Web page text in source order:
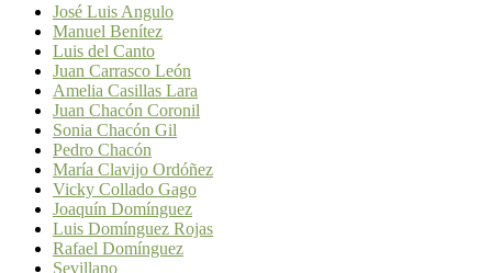
José Luis Angulo
Manuel Benítez
Luis del Canto
Juan Carrasco León
Amelia Casillas Lara
Juan Chacón Coronil
Sonia Chacón Gil
Pedro Chacón
María Clavijo Ordóñez
Vicky Collado Gago
Joaquín Domínguez
Luis Domínguez Rojas
Rafael Domínguez
Sevillano